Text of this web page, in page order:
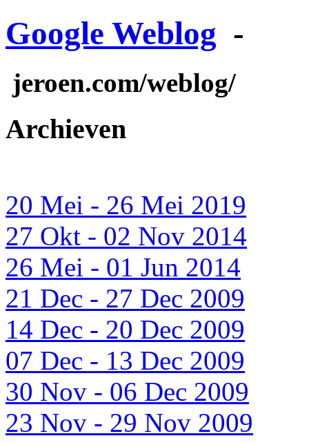
Google Weblog -
jeroen.com/weblog/
Archieven
20 Mei - 26 Mei 2019
27 Okt - 02 Nov 2014
26 Mei - 01 Jun 2014
21 Dec - 27 Dec 2009
14 Dec - 20 Dec 2009
07 Dec - 13 Dec 2009
30 Nov - 06 Dec 2009
23 Nov - 29 Nov 2009